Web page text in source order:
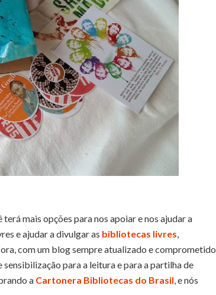
mais opções para nos apoiar e nos ajudar a
e ajudar a divulgar as bibliotecas livres,
com um blog sempre atualizado e comprometido
para a leitura e para a partilha de
a Cartonera Bibliotecas do Brasil, e nós